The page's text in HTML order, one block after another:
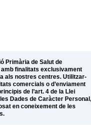
Primària de Salut de
amb finalitats exclusivament
als nostres centres. Utilitzar-
comercials o d’enviament
de l’art. 4 de la Llei
Dades de Caràcter Personal,
en coneixement de les